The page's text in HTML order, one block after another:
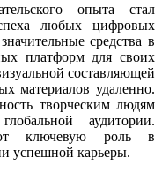
опыта стал
любых цифровых
средства в
платформ для своих
составляющей
материалов удаленно.
творческим людям
аудитории.
ключевую роль в
успешной карьеры.